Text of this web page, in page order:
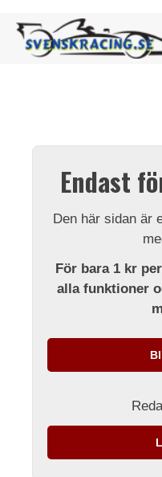
Endast
Den här sidan är
För bara 1 kr
alla funktioner